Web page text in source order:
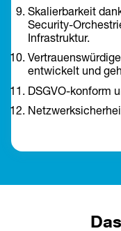
Skalierbarkeit
Security-
Infrastruktur.
entwickelt und
DSGVO-konform
Das